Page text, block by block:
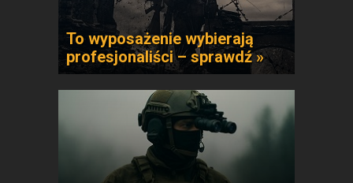
To wyposażenie wybierają
profesjonaliści – sprawdź »